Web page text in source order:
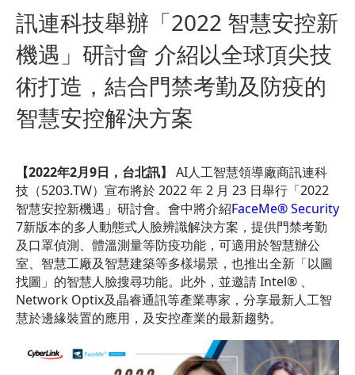
訊連科技舉辦「2022 智慧安控新
機遇」研討會 介紹以全球頂尖技
術打造，結合門禁考勤及防疫的
智慧安控解決方案
【2022年2月9日，台北訊】
AI人工智慧領導廠商訊連科
技（5203.TW）宣布將於 2022 年 2 月 23 日舉行「2022
智慧安控新機遇」研討會。會中將介紹FaceMe® Security
7新版本的多人動態式人臉辨識解決方案，提供門禁考勤
及口罩偵測、體溫測量等防疫功能，可適用於智慧辦公
室、智慧工廠及智慧建築等多樣場景，也推出全新「以圖
找圖」的智慧人臉搜尋功能。此外，並邀請 Intel® 、
Network Optix及晶睿通訊等產業專家，分享最新人工智
慧於邊緣裝置的應用，及安控產業的最新趨勢。